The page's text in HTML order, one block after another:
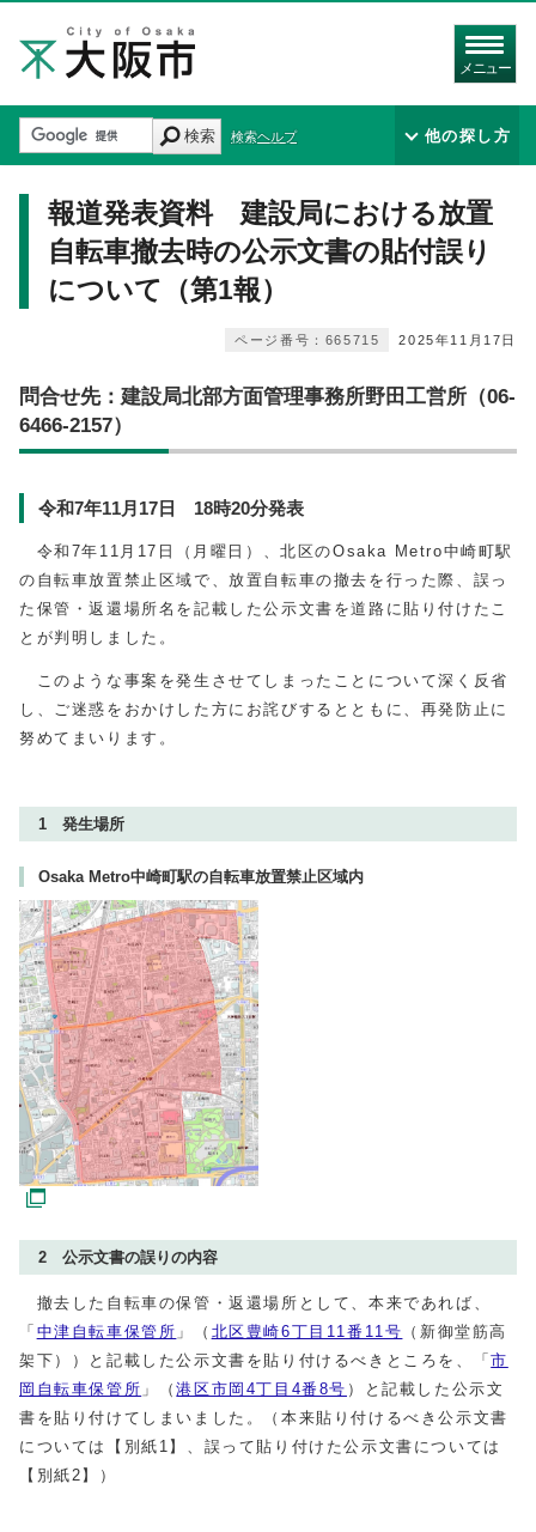
メニュー
検索 検索ヘルプ 他の探し方
報道発表資料 建設局における放置
自転車撤去時の公示文書の貼付誤り
について（第1報）
2025年11月17日
ページ番号：665715
問合せ先：建設局北部方面管理事務所野田工営所（06-
6466-2157）
令和7年11月17日 18時20分発表
令和7年11月17日（月曜日）、北区のOsaka Metro中崎町駅
の自転車放置禁止区域で、放置自転車の撤去を行った際、誤っ
た保管・返還場所名を記載した公示文書を道路に貼り付けたこ
とが判明しました。
このような事案を発生させてしまったことについて深く反省
し、ご迷惑をおかけした方にお詫びするとともに、再発防止に
努めてまいります。
1 発生場所
Osaka Metro中崎町駅の自転車放置禁止区域内
2 公示文書の誤りの内容
撤去した自転車の保管・返還場所として、本来であれば、
「 中津自転車保管所 」（ 北区豊崎6丁目11番11号 （新御堂筋高
架下））と記載した公示文書を貼り付けるべきところを、「市
岡自転車保管所 」（港区市岡4丁目4番8号 ）と記載した公示文
書を貼り付けてしまいました。（本来貼り付けるべき公示文書
については【別紙1】、誤って貼り付けた公示文書については
【別紙2】）